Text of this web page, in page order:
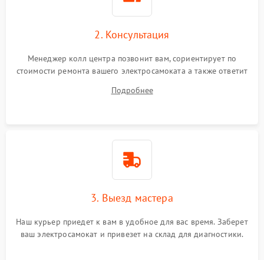
2. Консультация
Менеджер колл центра позвонит вам, сориентирует по
стоимости ремонта вашего электросамоката а также ответит
Подробнее
3. Выезд мастера
Наш курьер приедет к вам в удобное для вас время. Заберет
ваш электросамокат и привезет на склад для диагностики.